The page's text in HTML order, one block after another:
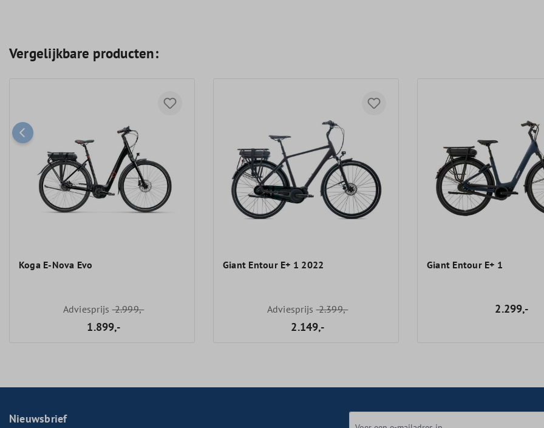
Vergelijkbare producten:
Koga E-Nova Evo
Adviesprijs2.999,-
1.899,-
Giant Entour E+ 1 2022
Adviesprijs2.399,-
2.149,-
Giant Entour E+ 1
2.299,-
Nieuwsbrief